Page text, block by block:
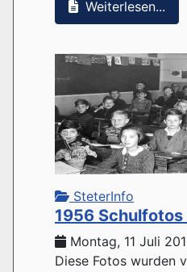
Weiterlesen...
SteterInfo
1956 Schulfotos
Montag, 11 Juli
Diese Fotos wurden